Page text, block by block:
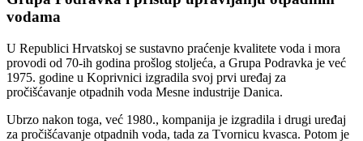
vodama
U Republici Hrvatskoj se sustavno praćenje kvalitete voda i mora
provodi od 70-ih godina prošlog stoljeća, a Grupa Podravka je već
1975. godine u Koprivnici izgradila svoj prvi uređaj za
pročišćavanje otpadnih voda Mesne industrije Danica.
Ubrzo nakon toga, već 1980., kompanija je izgradila i drugi uređaj
za pročišćavanje otpadnih voda, tada za Tvornicu kvasca. Potom je